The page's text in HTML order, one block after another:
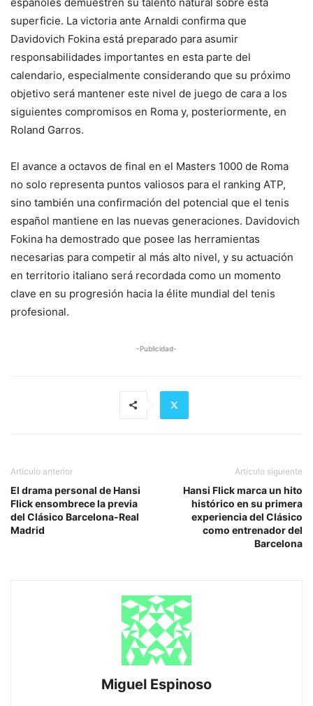
superficie. La victoria ante Arnaldi confirma que
Davidovich Fokina está preparado para asumir
responsabilidades importantes en esta parte del
calendario, especialmente considerando que su próximo
objetivo será mantener este nivel de juego de cara a los
siguientes compromisos en Roma y, posteriormente, en
Roland Garros.
El avance a octavos de final en el Masters 1000 de Roma
no solo representa puntos valiosos para el ranking ATP,
sino también una confirmación del potencial que el tenis
español mantiene en las nuevas generaciones. Davidovich
Fokina ha demostrado que posee las herramientas
necesarias para competir al más alto nivel, y su actuación
en territorio italiano será recordada como un momento
clave en su progresión hacia la élite mundial del tenis
profesional.
-Publicidad-
Artículo anterior
El drama personal de Hansi
Flick ensombrece la previa
del Clásico Barcelona-Real
Madrid
Artículo siguiente
Hansi Flick marca un hito
histórico en su primera
experiencia del Clásico
como entrenador del
Barcelona
Miguel Espinoso